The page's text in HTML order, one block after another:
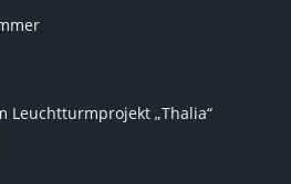
Leuchtturmprojekt „Thalia“